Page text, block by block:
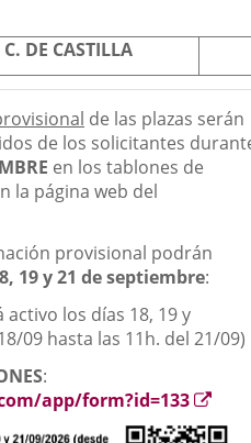
C. DE CASTILLA
de las plazas serán
de los solicitantes
en los tablones de
la página web del
provisional podrán
19 y 21 de septiembre:
los días 18, 19 y
09 hasta las 11h. del 21/09)
:
app/form?id=133